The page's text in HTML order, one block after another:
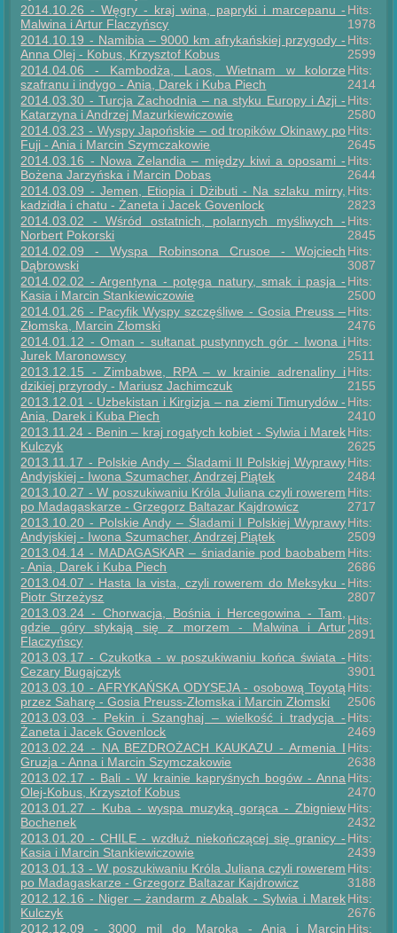
2014.10.26 - Węgry - kraj wina, papryki i marcepanu -
Malwina i Artur Flaczyńscy
Hits:
1978
2014.10.19 - Namibia – 9000 km afrykańskiej przygody -
Anna Olej - Kobus, Krzysztof Kobus
Hits:
2599
2014.04.06 - Kambodża, Laos, Wietnam w kolorze
szafranu i indygo - Ania, Darek i Kuba Piech
Hits:
2414
2014.03.30 - Turcja Zachodnia – na styku Europy i Azji -
Katarzyna i Andrzej Mazurkiewiczowie
Hits:
2580
2014.03.23 - Wyspy Japońskie – od tropików Okinawy po
Fuji - Ania i Marcin Szymczakowie
Hits:
2645
2014.03.16 - Nowa Zelandia – między kiwi a oposami -
Bożena Jarzyńska i Marcin Dobas
Hits:
2644
2014.03.09 - Jemen, Etiopia i Dżibuti - Na szlaku mirry,
kadzidła i chatu - Żaneta i Jacek Govenlock
Hits:
2823
2014.03.02 - Wśród ostatnich, polarnych myśliwych -
Norbert Pokorski
Hits:
2845
2014.02.09 - Wyspa Robinsona Crusoe - Wojciech
Dąbrowski
Hits:
3087
2014.02.02 - Argentyna - potęga natury, smak i pasja -
Kasia i Marcin Stankiewiczowie
Hits:
2500
2014.01.26 - Pacyfik Wyspy szczęśliwe - Gosia Preuss –
Złomska, Marcin Złomski
Hits:
2476
2014.01.12 - Oman - sułtanat pustynnych gór - Iwona i
Jurek Maronowscy
Hits:
2511
2013.12.15 - Zimbabwe, RPA – w krainie adrenaliny i
dzikiej przyrody - Mariusz Jachimczuk
Hits:
2155
2013.12.01 - Uzbekistan i Kirgizja – na ziemi Timurydów -
Ania, Darek i Kuba Piech
Hits:
2410
2013.11.24 - Benin – kraj rogatych kobiet - Sylwia i Marek
Kulczyk
Hits:
2625
2013.11.17 - Polskie Andy – Śladami II Polskiej Wyprawy
Andyjskiej - Iwona Szumacher, Andrzej Piątek
Hits:
2484
2013.10.27 - W poszukiwaniu Króla Juliana czyli rowerem
po Madagaskarze - Grzegorz Baltazar Kajdrowicz
Hits:
2717
2013.10.20 - Polskie Andy – Śladami I Polskiej Wyprawy
Andyjskiej - Iwona Szumacher, Andrzej Piątek
Hits:
2509
2013.04.14 - MADAGASKAR – śniadanie pod baobabem
- Ania, Darek i Kuba Piech
Hits:
2686
2013.04.07 - Hasta la vista, czyli rowerem do Meksyku -
Piotr Strzeżysz
Hits:
2807
2013.03.24 - Chorwacja, Bośnia i Hercegowina - Tam,
gdzie góry stykają się z morzem - Malwina i Artur
Flaczyńscy
Hits:
2891
2013.03.17 - Czukotka - w poszukiwaniu końca świata -
Cezary Bugajczyk
Hits:
3901
2013.03.10 - AFRYKAŃSKA ODYSEJA - osobową Toyotą
przez Saharę - Gosia Preuss-Złomska i Marcin Złomski
Hits:
2506
2013.03.03 - Pekin i Szanghaj – wielkość i tradycja -
Żaneta i Jacek Govenlock
Hits:
2469
2013.02.24 - NA BEZDROŻACH KAUKAZU - Armenia I
Gruzja - Anna i Marcin Szymczakowie
Hits:
2638
2013.02.17 - Bali - W krainie kapryśnych bogów - Anna
Olej-Kobus, Krzysztof Kobus
Hits:
2470
2013.01.27 - Kuba - wyspa muzyką gorąca - Zbigniew
Bochenek
Hits:
2432
2013.01.20 - CHILE - wzdłuż niekończącej się granicy -
Kasia i Marcin Stankiewiczowie
Hits:
2439
2013.01.13 - W poszukiwaniu Króla Juliana czyli rowerem
po Madagaskarze - Grzegorz Baltazar Kajdrowicz
Hits:
3188
2012.12.16 - Niger – żandarm z Abalak - Sylwia i Marek
Kulczyk
Hits:
2676
2012.12.09 - 3000 mil do Maroka - Ania i Marcin Hits: